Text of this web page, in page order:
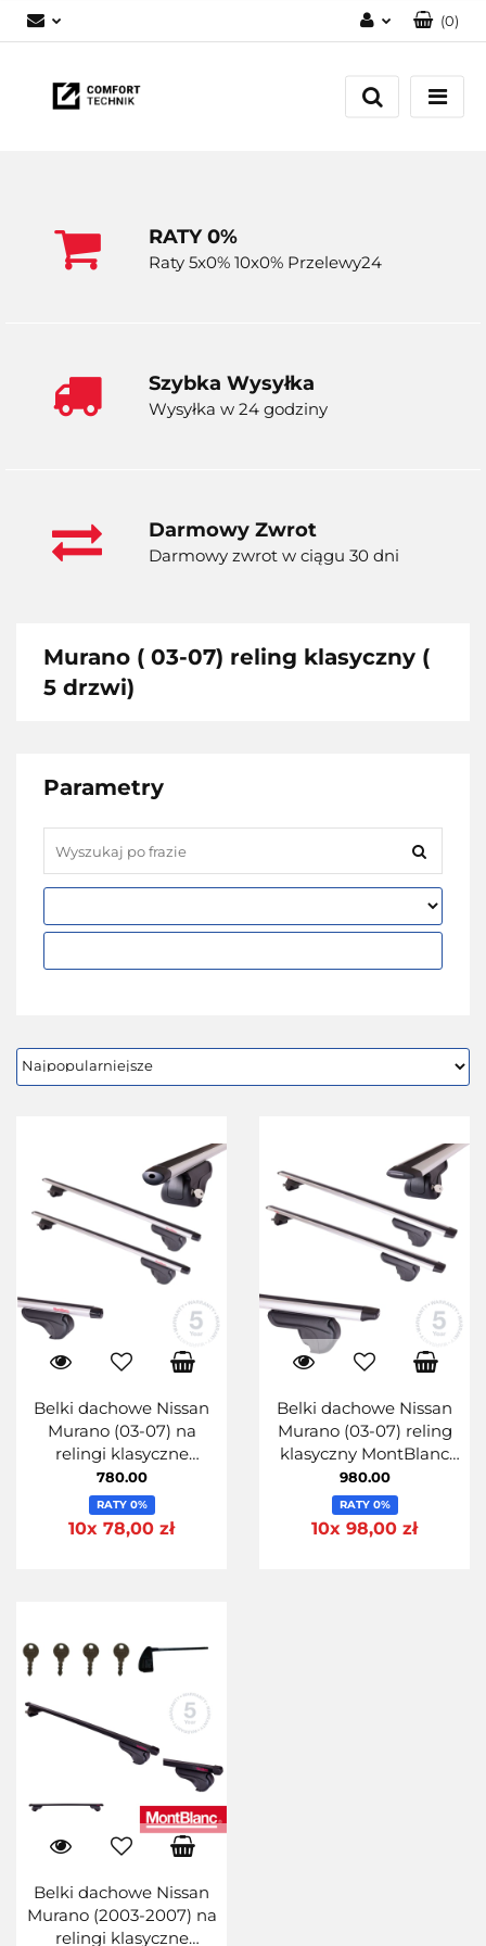
Zaloguj się
Zarejestruj się
(0)
RATY 0%
Raty 5x0% 10x0% Przelewy24
Szybka Wysyłka
Wysyłka w 24 godziny
Darmowy Zwrot
Darmowy zwrot w ciągu 30 dni
Murano ( 03-07) reling klasyczny (
5 drzwi)
Parametry
Belki dachowe Nissan
Murano (03-07) na
relingi klasyczne
Aluminiowe MontBlanc
Activa Alu 125
780.00
RATY 0%
10x 78,00 zł
Belki dachowe Nissan
Murano (03-07) reling
klasyczny MontBlanc
Activa AERO 125
980.00
RATY 0%
10x 98,00 zł
Belki dachowe Nissan
Murano (2003-2007) na
relingi klasyczne